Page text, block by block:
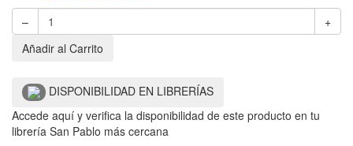
–
+
Añadir al Carrito
DISPONIBILIDAD EN LIBRERÍAS
Accede aquí y verifica la disponibilidad de este producto en tu
librería San Pablo más cercana